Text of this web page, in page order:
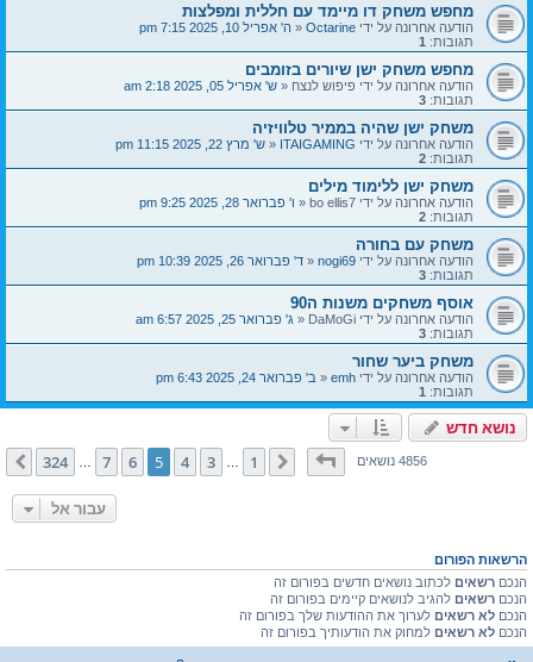
מחפש משחק דו מיימד עם חללית ומפלצות
הודעה אחרונה על ידי Octarine
«ה' אפריל 10, 2025 7:15 pm
תגובות: 1
מחפש משחק ישן שיורים בזומבים
הודעה אחרונה על ידי פיפוש לנצח«ש' אפריל 05, 2025 2:18 am
תגובות: 3
משחק ישן שהיה בממיר טלוויזיה
הודעה אחרונה על ידי ITAIGAMING
«ש' מרץ 22, 2025 11:15 pm
תגובות: 2
משחק ישן ללימוד מילים
הודעה אחרונה על ידי bo ellis7
«ו' פברואר 28, 2025 9:25 pm
תגובות: 2
משחק עם בחורה
הודעה אחרונה על ידי nogi69
«ד' פברואר 26, 2025 10:39 pm
תגובות: 3
אוסף משחקים משנות ה90
הודעה אחרונה על ידי DaMoGi
«ג' פברואר 25, 2025 6:57 am
תגובות: 3
משחק ביער שחור
הודעה אחרונה על ידי emh
«ב' פברואר 24, 2025 6:43 pm
תגובות: 1
נושא חדש
4856 נושאיםדף5מתוך 324 הקודם 1
3
4
5
6
7
324 הבא
עבור אל
הרשאות הפורום
הנכם רשאיםלכתוב נושאים חדשים בפורום זה
הנכם רשאיםלהגיב לנושאים קיימים בפורום זה
הנכם לא רשאיםלערוך את ההודעות שלך בפורום זה
הנכם לא רשאיםלמחוק את הודעותיך בפורום זה